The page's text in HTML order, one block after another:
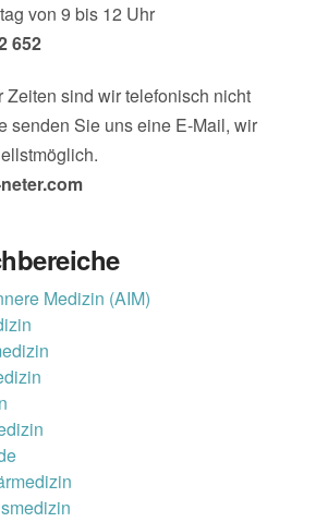
von 9 bis 12 Uhr
652
sind wir telefonisch nicht
senden Sie uns eine E-Mail, wir
Medizin (AIM)